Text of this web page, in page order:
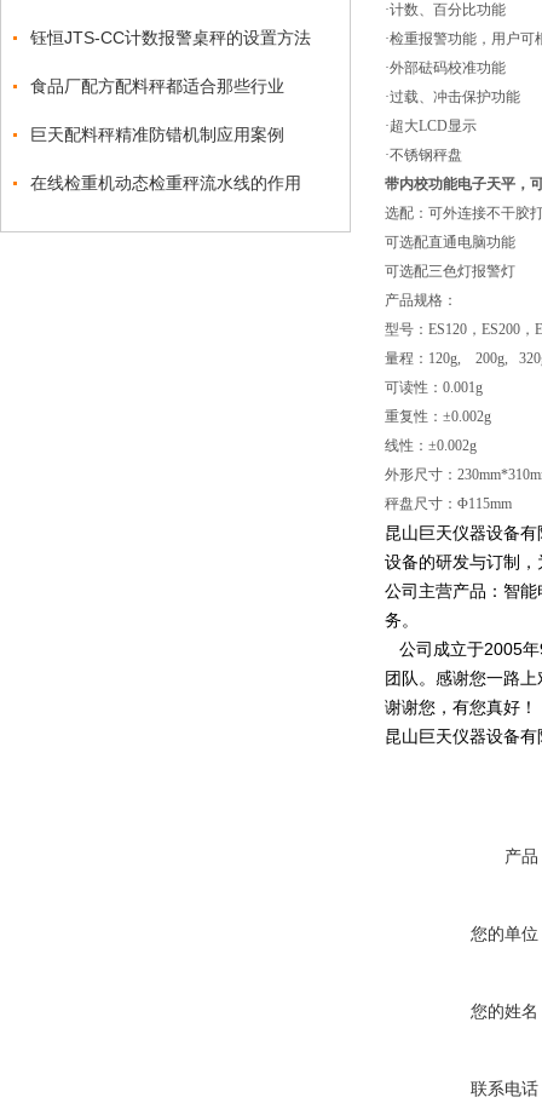
钰恒JTS-CC计数报警桌秤的设置方法
食品厂配方配料秤都适合那些行业
巨天配料秤精准防错机制应用案例
在线检重机动态检重秤流水线的作用
·计数、百分比功能
·检重报警功能，用户
·外部砝码校准功能
·过载、冲击保护功能
·超大LCD显示
·不锈钢秤盘
带内校功能电子天平，
选配：可外连接不干胶
可选配直通电脑功能
可选配三色灯报警灯
产品规格：
型号：ES120，ES200，
量程：120g, 200g,
可读性：
重复性
线性：
外形尺寸：
秤盘尺寸：Φ115mm
昆山巨天仪器设备
设备的研发与订制
公司主营产品：智
务。
公司成立于2005年
团队。感谢您一路
谢谢您，有您真好！
昆山巨天仪器设备
产品
您的单位
您的姓名
联系电话